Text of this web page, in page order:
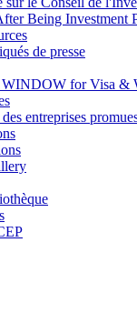
Being Investment
de presse
for Visa &
entreprises